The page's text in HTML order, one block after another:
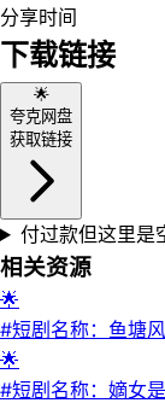
分享时间
下载链接
🌟
夸克网盘
获取链接
付过款但这里是
相关资源
🌟
#短剧名称：鱼塘
🌟
#短剧名称：嫡女